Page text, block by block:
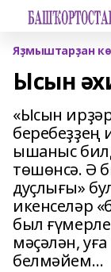
Яҙмыштарҙан
Ысын
«Ысын
беребеҙҙең
ышаныс
төшөнсә. Ә
дуҫлығы»
икенселәр
был
мәҫәлән,
белмәйем…